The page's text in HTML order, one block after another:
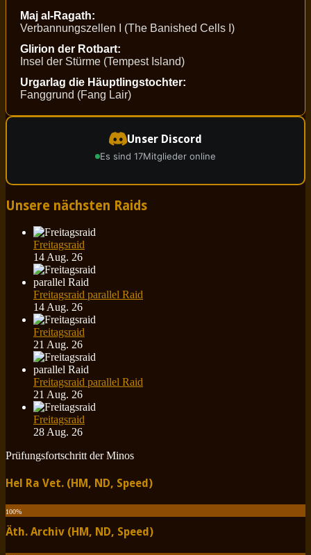
Maj al-Ragath:
Verbannungszellen I (The Banished Cells I)
Glirion der Rotbart:
Insel der Stürme (Tempest Island)
Urgarlag die Häuptlingstochter:
Fanggrund (Fang Lair)
Unser Discord
Es sind 17Mitglieder online
Unsere nächsten Raids
Freitagsraid
14 Aug. 26
Freitagsraid parallel Raid
14 Aug. 26
Freitagsraid
21 Aug. 26
Freitagsraid parallel Raid
21 Aug. 26
Freitagsraid
28 Aug. 26
Prüfungsfortschritt der Minos
Hel Ra Vet. (HM, ND, Speed)
100%
Äth. Archiv (HM, ND, Speed)